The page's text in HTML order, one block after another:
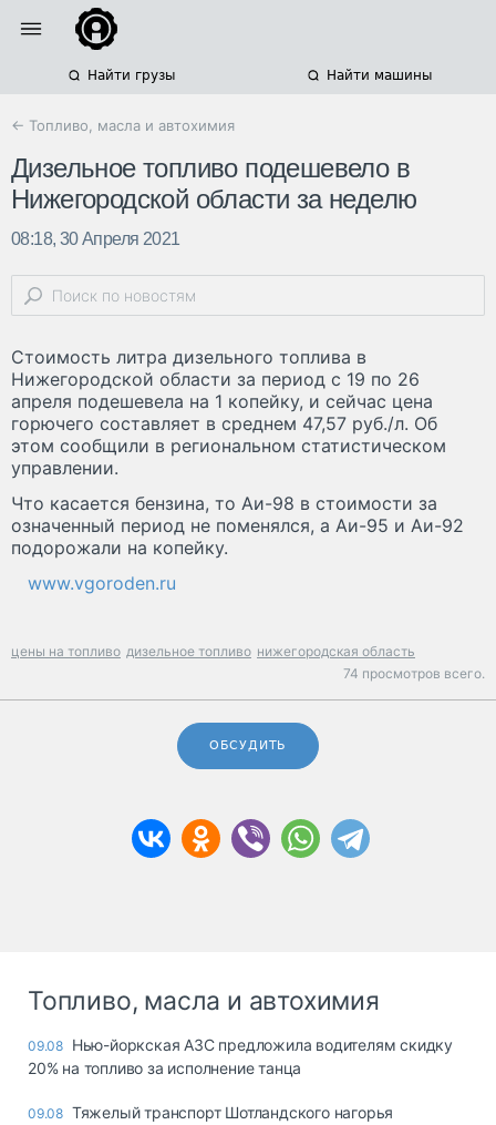
Найти грузы Найти машины
← Топливо, масла и автохимия
Дизельное топливо подешевело в
Нижегородской области за неделю
08:18, 30 Апреля 2021
Стоимость литра дизельного топлива в
Нижегородской области за период с 19 по 26
апреля подешевела на 1 копейку, и сейчас цена
горючего составляет в среднем 47,57 руб./л. Об
этом сообщили в региональном статистическом
управлении.
Что касается бензина, то Аи-98 в стоимости за
означенный период не поменялся, а Аи-95 и Аи-92
подорожали на копейку.
www.vgoroden.ru
цены на топливо дизельное топливо нижегородская область
74 просмотров всего.
ОБСУДИТЬ
Топливо, масла и автохимия
09.08 Нью-йоркская АЗС предложила водителям скидку
20% на топливо за исполнение танца
09.08 Тяжелый транспорт Шотландского нагорья